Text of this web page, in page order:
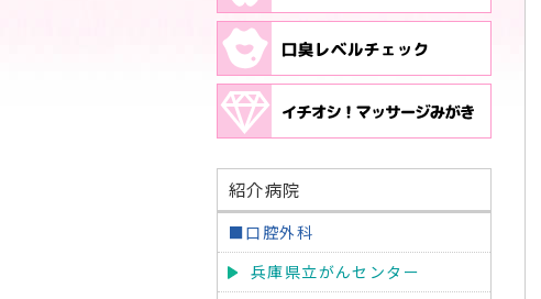
紹介病院
■口腔外科
兵庫県立がんセンター